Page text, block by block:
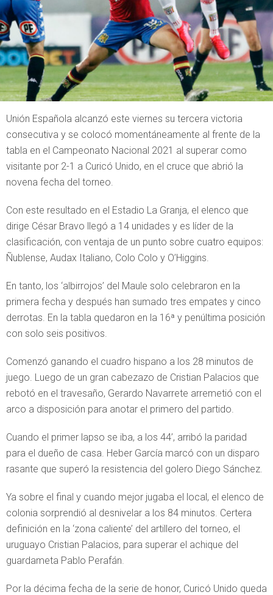
Unión Española alcanzó este viernes su tercera victoria
consecutiva y se colocó momentáneamente al frente de la
tabla en el Campeonato Nacional 2021 al superar como
visitante por 2-1 a Curicó Unido, en el cruce que abrió la
novena fecha del torneo.
Con este resultado en el Estadio La Granja, el elenco que
dirige César Bravo llegó a 14 unidades y es líder de la
clasificación, con ventaja de un punto sobre cuatro equipos:
Ñublense, Audax Italiano, Colo Colo y O’Higgins.
En tanto, los ‘albirrojos’ del Maule solo celebraron en la
primera fecha y después han sumado tres empates y cinco
derrotas. En la tabla quedaron en la 16ª y penúltima posición
con solo seis positivos.
Comenzó ganando el cuadro hispano a los 28 minutos de
juego. Luego de un gran cabezazo de Cristian Palacios que
rebotó en el travesaño, Gerardo Navarrete arremetió con el
arco a disposición para anotar el primero del partido.
Cuando el primer lapso se iba, a los 44’, arribó la paridad
para el dueño de casa. Heber García marcó con un disparo
rasante que superó la resistencia del golero Diego Sánchez.
Ya sobre el final y cuando mejor jugaba el local, el elenco de
colonia sorprendió al desnivelar a los 84 minutos. Certera
definición en la ‘zona caliente’ del artillero del torneo, el
uruguayo Cristian Palacios, para superar el achique del
guardameta Pablo Perafán.
Por la décima fecha de la serie de honor, Curicó Unido queda